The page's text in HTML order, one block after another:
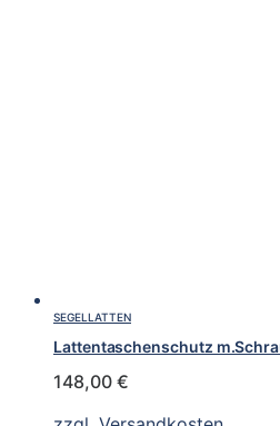
SEGELLATTEN
Lattentaschenschutz
148,00 €